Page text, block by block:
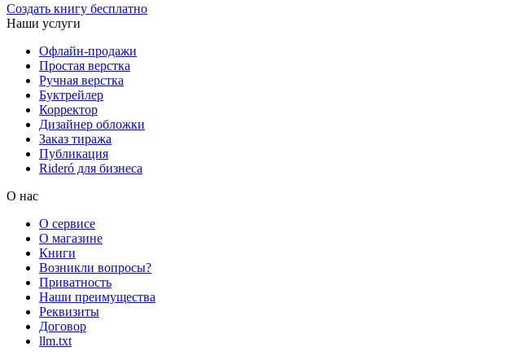
Создать книгу бесплатно
Наши услуги
Офлайн-продажи
Простая верстка
Ручная верстка
Буктрейлер
Корректор
Дизайнер обложки
Заказ тиража
Публикация
Rideró для бизнеса
О нас
О сервисе
О магазине
Книги
Возникли вопросы?
Приватность
Наши преимущества
Реквизиты
Договор
llm.txt